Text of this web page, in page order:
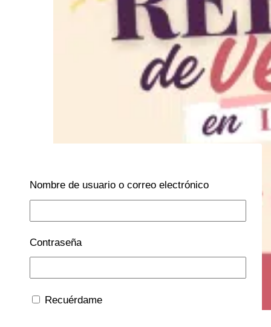
Nombre de usuario o correo electrónico
Contraseña
Recuérdame